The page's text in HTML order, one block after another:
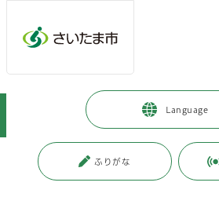
Language
ふりがな
暮らし・手続き > 住まい・
分譲マンション マンショ
更新日付：2026年